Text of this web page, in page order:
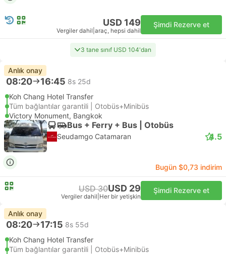
USD 149
Vergiler dahil araç, hepsi dahil
Şimdi Rezerve et
3 tane sınıf USD 104'dan
Anlık onay
08:20 16:45 8s 25d
Koh Chang Hotel Transfer
Tüm bağlantılar garantili | Otobüs+Minibüs
Victory Monument, Bangkok
Bus + Ferry + Bus | Otobüs
Seudamgo Catamaran 4.5
Bugün $0,73 indirim
USD 30USD 29
Vergiler dahil Her bir yetişkin
Şimdi Rezerve et
Anlık onay
08:20 17:15 8s 55d
Koh Chang Hotel Transfer
Tüm bağlantılar garantili | Otobüs+Minibüs